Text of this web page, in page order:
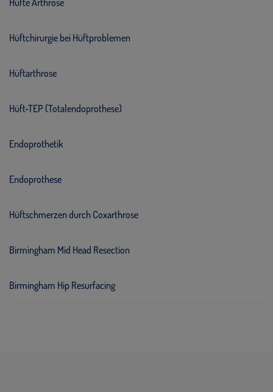
Hüfte Arthrose
Hüftchirurgie bei Hüftproblemen
Hüftarthrose
Hüft-TEP (Totalendoprothese)
Endoprothetik
Endoprothese
Hüftschmerzen durch Coxarthrose
Birmingham Mid Head Resection
Birmingham Hip Resurfacing